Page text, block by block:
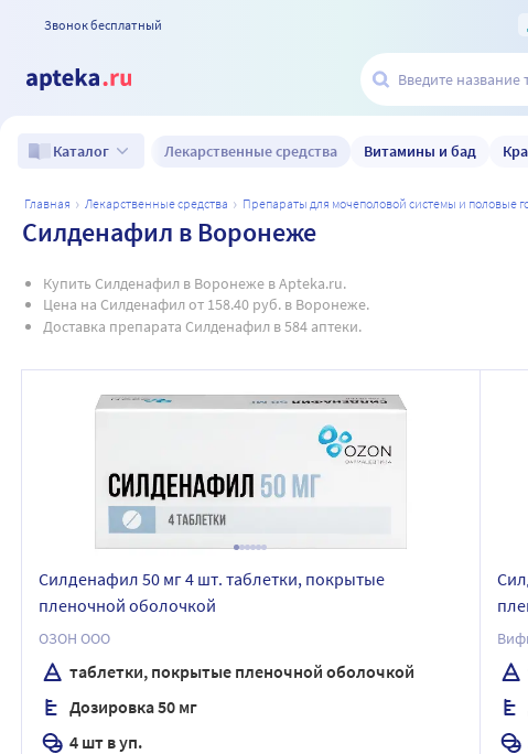
Звонок бесплатный
Каталог Лекарственные средства Витамины и бад
главная лекарственные средства препараты для мочеполовой системы и половые
Силденафил в Воронеже
Купить Силденафил в Воронеже в Apteka.ru.
Цена на Силденафил от 158.40 руб. в Воронеже.
Доставка препарата Силденафил в 584 аптеки.
Силденафил 50 мг 4 шт. таблетки, покрытые
пленочной оболочкой
ОЗОН ООО
таблетки, покрытые пленочной оболочкой
Дозировка 50 мг
4 шт в уп.